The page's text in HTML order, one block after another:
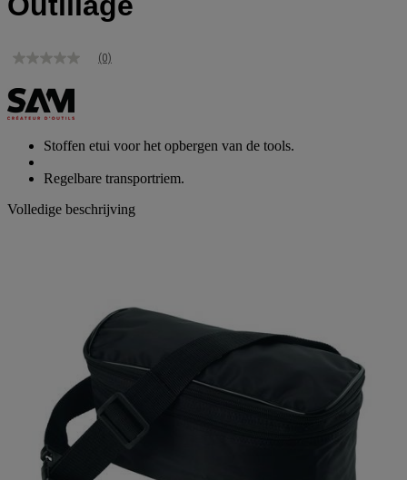
Geen
Dezelfde
paginalink.
(0)
Stoffen etui voor het opbergen van de tools.
Regelbare transportriem.
Volledige beschrijving